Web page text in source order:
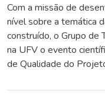
Com a missão de
nível sobre a temática
construído, o Grupo de
na UFV o evento
de Qualidade do